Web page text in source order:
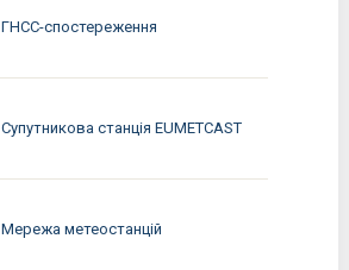
ГНСС-спостереження
Супутникова станція EUMETCAST
Мережа метеостанцій